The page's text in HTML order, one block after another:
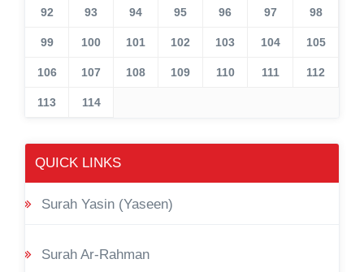
92 93 94 95 96 97 98
99 100 101 102 103 104 105
106 107 108 109 110 111 112
113 114
QUICK LINKS
Surah Yasin (Yaseen)
Surah Ar-Rahman